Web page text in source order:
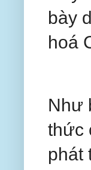
bày
hoá
Như
thức
phát